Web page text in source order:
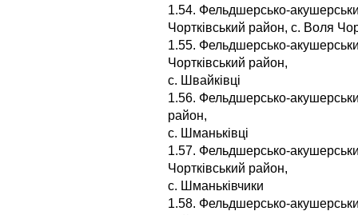
1.54. Фельдшерсько-
Чортківський район, с. Воля
1.55. Фельдшерсько-
Чортківський район,
с. Швайківці
1.56. Фельдшерсько-
район,
с. Шманьківці
1.57. Фельдшерсько-
Чортківський район,
с. Шманьківчики
1.58. Фельдшерсько-